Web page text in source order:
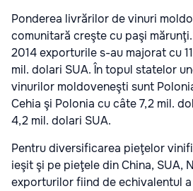
Ponderea livrărilor de vinuri
comunitară creşte cu paşi
2014 exporturile s-au majorat cu
mil. dolari SUA. În topul statelor
vinurilor moldoveneşti sunt
Cehia şi Polonia cu câte 7,2 mil.
4,2 mil. dolari SUA.
Pentru diversificarea pieţelor
ieşit şi pe pieţele din China, SUA,
exporturilor fiind de echivalentul